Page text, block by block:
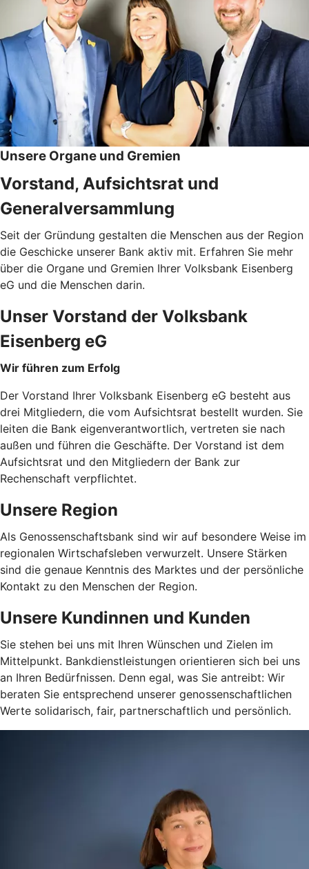
Unsere Organe und Gremien
Vorstand, Aufsichtsrat und
Generalversammlung
Seit der Gründung gestalten die Menschen aus der Region
die Geschicke unserer Bank aktiv mit. Erfahren Sie mehr
über die Organe und Gremien Ihrer Volksbank Eisenberg
eG und die Menschen darin.
Unser Vorstand der Volksbank
Eisenberg eG
Wir führen zum Erfolg
Der Vorstand Ihrer Volksbank Eisenberg eG besteht aus
drei Mitgliedern, die vom Aufsichtsrat bestellt wurden. Sie
leiten die Bank eigenverantwortlich, vertreten sie nach
außen und führen die Geschäfte. Der Vorstand ist dem
Aufsichtsrat und den Mitgliedern der Bank zur
Rechenschaft verpflichtet.
Unsere Region
Als Genossenschaftsbank sind wir auf besondere Weise im
regionalen Wirtschafsleben verwurzelt. Unsere Stärken
sind die genaue Kenntnis des Marktes und der persönliche
Kontakt zu den Menschen der Region.
Unsere Kundinnen und Kunden
Sie stehen bei uns mit Ihren Wünschen und Zielen im
Mittelpunkt. Bankdienstleistungen orientieren sich bei uns
an Ihren Bedürfnissen. Denn egal, was Sie antreibt: Wir
beraten Sie entsprechend unserer genossenschaftlichen
Werte solidarisch, fair, partnerschaftlich und persönlich.